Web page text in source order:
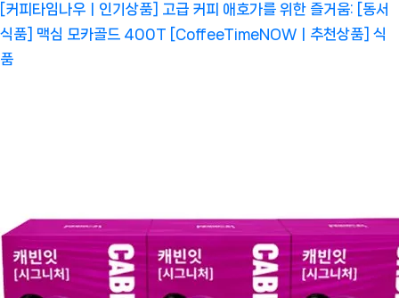
[커피타임나우ㅣ인기상품] 고급 커피 애호가를 위한 즐거움: [동서
식품] 맥심 모카골드 400T [CoffeeTimeNOWㅣ추천상품]
식
품